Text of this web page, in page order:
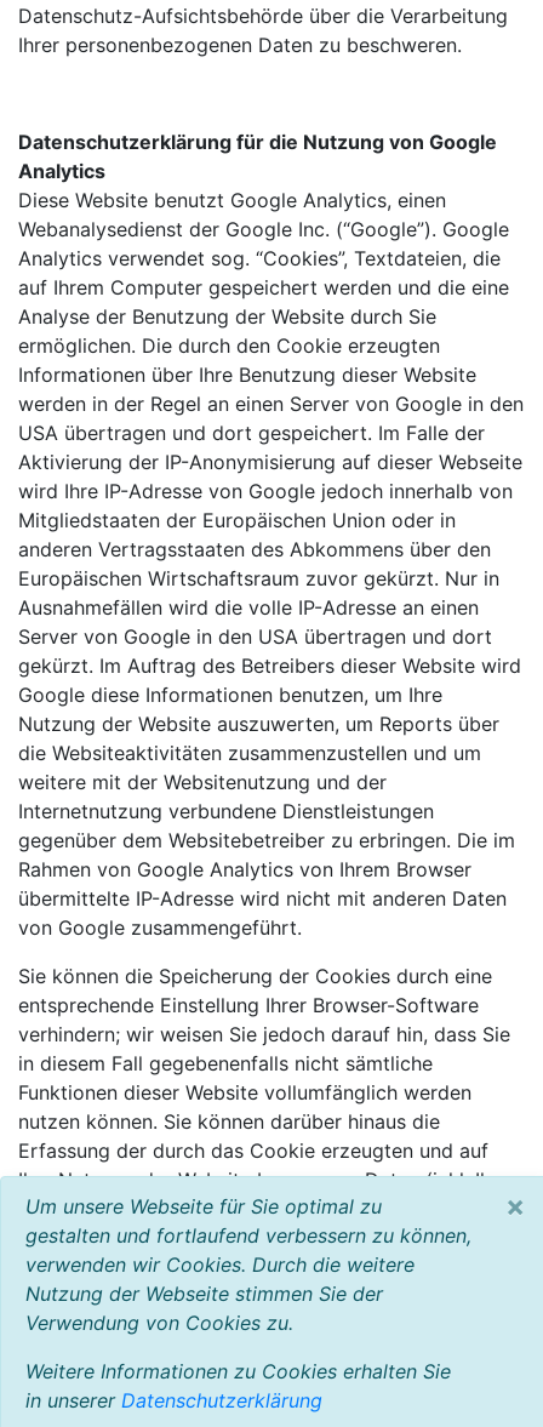
Datenschutz-Aufsichtsbehörde über die Verarbeitung
Ihrer personenbezogenen Daten zu beschweren.
Datenschutzerklärung für die Nutzung von Google
Analytics
Diese Website benutzt Google Analytics, einen
Webanalysedienst der Google Inc. (“Google”). Google
Analytics verwendet sog. “Cookies”, Textdateien, die
auf Ihrem Computer gespeichert werden und die eine
Analyse der Benutzung der Website durch Sie
ermöglichen. Die durch den Cookie erzeugten
Informationen über Ihre Benutzung dieser Website
werden in der Regel an einen Server von Google in den
USA übertragen und dort gespeichert. Im Falle der
Aktivierung der IP-Anonymisierung auf dieser Webseite
wird Ihre IP-Adresse von Google jedoch innerhalb von
Mitgliedstaaten der Europäischen Union oder in
anderen Vertragsstaaten des Abkommens über den
Europäischen Wirtschaftsraum zuvor gekürzt. Nur in
Ausnahmefällen wird die volle IP-Adresse an einen
Server von Google in den USA übertragen und dort
gekürzt. Im Auftrag des Betreibers dieser Website wird
Google diese Informationen benutzen, um Ihre
Nutzung der Website auszuwerten, um Reports über
die Websiteaktivitäten zusammenzustellen und um
weitere mit der Websitenutzung und der
Internetnutzung verbundene Dienstleistungen
gegenüber dem Websitebetreiber zu erbringen. Die im
Rahmen von Google Analytics von Ihrem Browser
übermittelte IP-Adresse wird nicht mit anderen Daten
von Google zusammengeführt.
Sie können die Speicherung der Cookies durch eine
entsprechende Einstellung Ihrer Browser-Software
verhindern; wir weisen Sie jedoch darauf hin, dass Sie
in diesem Fall gegebenenfalls nicht sämtliche
Funktionen dieser Website vollumfänglich werden
nutzen können. Sie können darüber hinaus die
Erfassung der durch das Cookie erzeugten und auf
Ihre Nutzung der Website bezogenen Daten (inkl. Ihrer
IP-Adresse) an Google sowie die Verarbeitung dieser
Daten durch Google verhindern, indem sie das unter
dem folgenden Link verfügbare Browser-Plugin
herunterladen und installieren:
http://tools.google.com/dlpage/gaoptout?hl=de
Um unsere Webseite für Sie optimal zu
gestalten und fortlaufend verbessern zu können,
verwenden wir Cookies. Durch die weitere
Nutzung der Webseite stimmen Sie der
Verwendung von Cookies zu.
Weitere Informationen zu Cookies erhalten Sie
in unserer Datenschutzerklärung
×